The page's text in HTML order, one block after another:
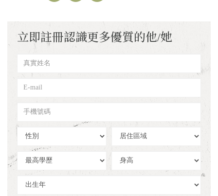
立即註冊認識更多優質的他/她
實
姓
名
手
號
碼
區